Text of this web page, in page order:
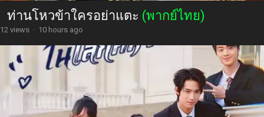
ท่านโหวข้าใครอย่าแตะ (พากย์ไทย)
12 views · 10 hours ago